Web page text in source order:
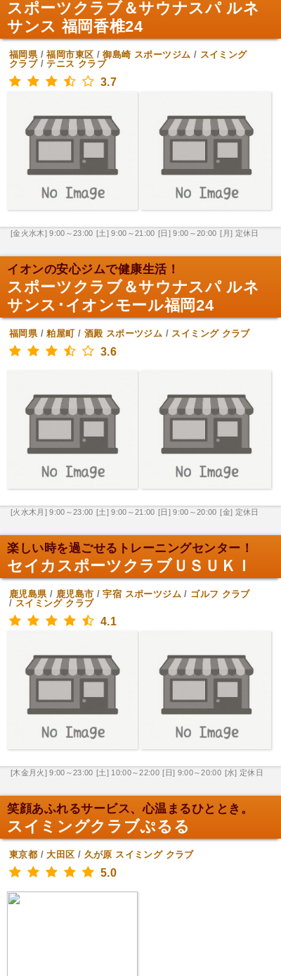
スポーツクラブ＆サウナスパ ルネ
サンス 福岡香椎24
福岡県/福岡市東区 /御島崎 スポーツジム / スイミング
クラブ/テニス クラブ
3.7
[金火水木] 9:00～23:00 [土] 9:00～21:00 [日] 9:00～20:00 [月] 定休日
イオンの安心ジムで健康生活！
スポーツクラブ＆サウナスパ ルネ
サンス･イオンモール福岡24
福岡県/粕屋町/ 酒殿 スポーツジム / スイミング クラブ
3.6
[火水木月] 9:00～23:00 [土] 9:00～21:00 [日] 9:00～20:00 [金] 定休日
楽しい時を過ごせるトレーニングセンター！
セイカスポーツクラブＵＳＵＫＩ
鹿児島県/ 鹿児島市 /宇宿 スポーツジム/ ゴルフ クラブ
/ スイミング クラブ
4.1
[木金月火] 9:00～23:00 [土] 10:00～22:00 [日] 9:00～20:00 [水] 定休日
笑顔あふれるサービス、心温まるひととき。
スイミングクラブぷるる
東京都 /大田区 / 久が原 スイミング クラブ
5.0